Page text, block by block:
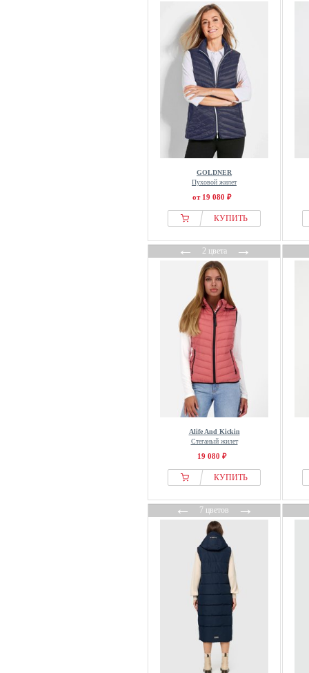
GOLDNER
Пуховой жилет
от 19 080 ₽
КУПИТЬ
←2 цвета→
Alife And Kickin
Стеганый жилет
19 080 ₽
КУПИТЬ
←7 цветов→